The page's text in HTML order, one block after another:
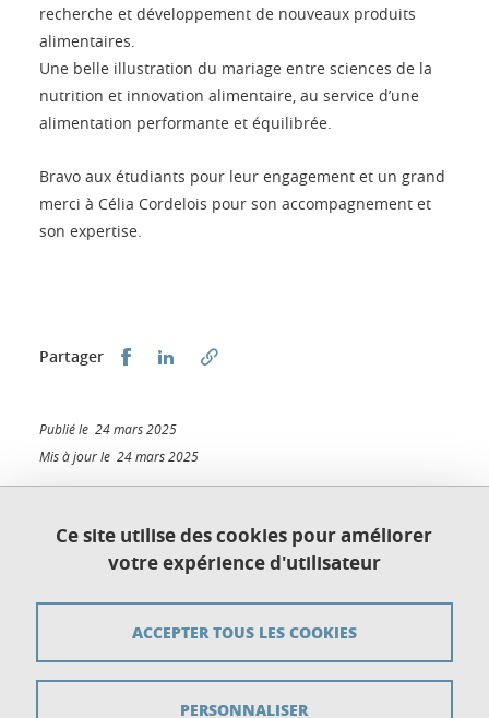
recherche et développement de nouveaux produits
alimentaires.
Une belle illustration du mariage entre sciences de la
nutrition et innovation alimentaire, au service d’une
alimentation performante et équilibrée.
Bravo aux étudiants pour leur engagement et un grand
merci à Célia Cordelois pour son accompagnement et
son expertise.
Partager Partager sur Facebook
Partager sur LinkedIn
Publié le 24 mars 2025
Mis à jour le 24 mars 2025
Mentions légales
Données personnelles
Ce site utilise des cookies pour améliorer
votre expérience d'utilisateur
ACCEPTER TOUS LES COOKIES
PERSONNALISER